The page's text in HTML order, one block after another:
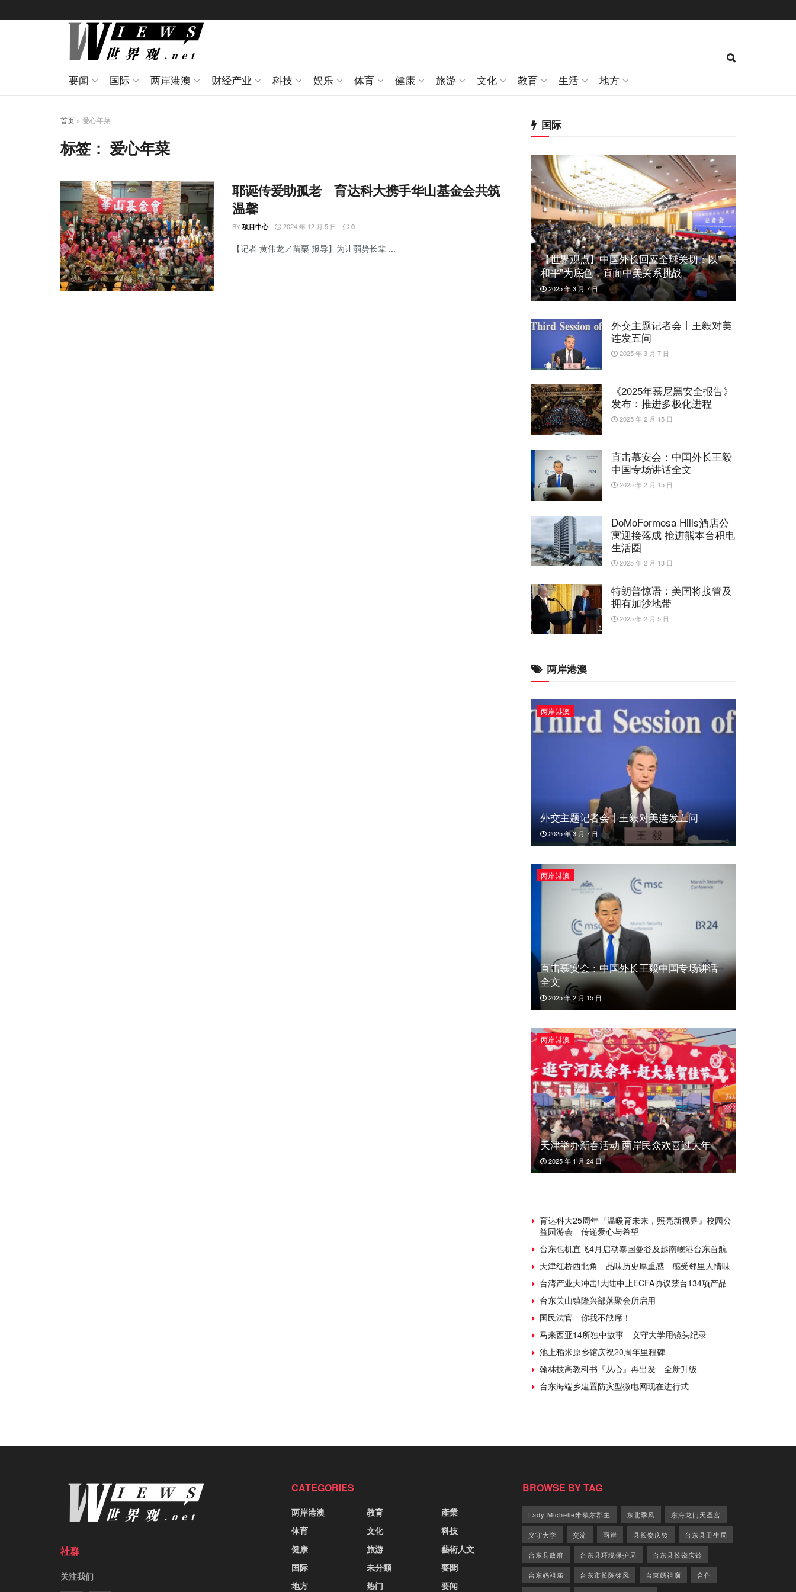
要闻 国际 两岸港澳 财经产业 科技 娱乐 体育 健康 旅游 文化 教育 生活 地方
首页 » 爱心年菜
标签： 爱心年菜
耶诞传爱助孤老 育达科大携手华山基金会共筑
温馨
BY 项目中心 2024 年 12 月 5 日 0
【记者 黄伟龙／苗栗 报导】为让弱势长辈 ...
国际
【世界观点】中国外长回应全球关切：以”
和平”为底色，直面中美关系挑战
2025 年 3 月 7 日
外交主题记者会丨王毅对美
连发五问
2025 年 3 月 7 日
《2025年慕尼黑安全报告》
发布：推进多极化进程
2025 年 2 月 15 日
直击慕安会：中国外长王毅
中国专场讲话全文
2025 年 2 月 15 日
DoMoFormosa Hills酒店公
寓迎接落成 抢进熊本台积电
生活圈
2025 年 2 月 13 日
特朗普惊语：美国将接管及
拥有加沙地带
2025 年 2 月 5 日
两岸港澳
两岸港澳
外交主题记者会丨王毅对美连发五问
2025 年 3 月 7 日
两岸港澳
直击慕安会：中国外长王毅中国专场讲话
全文
2025 年 2 月 15 日
两岸港澳
天津举办新春活动 两岸民众欢喜过大年
2025 年 1 月 24 日
育达科大25周年『温暖育未来，照亮新视界』校园公
益园游会 传递爱心与希望
台东包机直飞4月启动泰国曼谷及越南岘港台东首航
天津红桥西北角 品味历史厚重感 感受邻里人情味
台湾产业大冲击!大陆中止ECFA协议禁台134项产品
台东关山镇隆兴部落聚会所启用
国民法官 你我不缺席！
马来西亚14所独中故事 义守大学用镜头纪录
池上稻米原乡馆庆祝20周年里程碑
翰林技高教科书『从心』再出发 全新升级
台东海端乡建置防灾型微电网现在进行式
社群
关注我们
CATEGORIES
两岸港澳
体育
健康
国际
地方
教育
文化
旅游
未分類
热门
產業
科技
藝術人文
要聞
要闻
BROWSE BY TAG
Lady Michelle米歇尔郡主 东北季风 东海龙门天圣宫
义守大学 交流 兩岸 县长饶庆铃 台东县卫生局
台东县政府 台东县环境保护局 台东县长饶庆铃
台东妈祖庙 台东市长陈铭风 台東媽祖廟 合作